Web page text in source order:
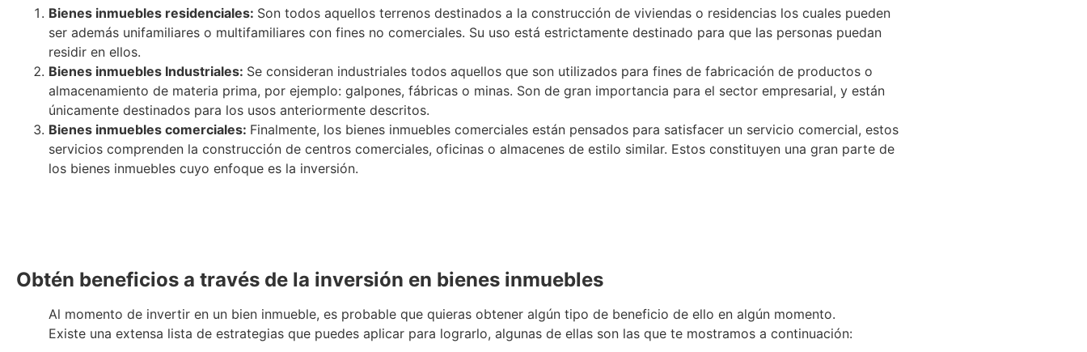
Bienes inmuebles residenciales: Son todos aquellos terrenos destinados a la construcción de viviendas o residencias los cuales pueden
ser además unifamiliares o multifamiliares con fines no comerciales. Su uso está estrictamente destinado para que las personas puedan
residir en ellos.
Bienes inmuebles Industriales: Se consideran industriales todos aquellos que son utilizados para fines de fabricación de productos o
almacenamiento de materia prima, por ejemplo: galpones, fábricas o minas. Son de gran importancia para el sector empresarial, y están
únicamente destinados para los usos anteriormente descritos.
Bienes inmuebles comerciales: Finalmente, los bienes inmuebles comerciales están pensados para satisfacer un servicio comercial, estos
servicios comprenden la construcción de centros comerciales, oficinas o almacenes de estilo similar. Estos constituyen una gran parte de
los bienes inmuebles cuyo enfoque es la inversión.
Obtén beneficios a través de la inversión en bienes inmuebles
Al momento de invertir en un bien inmueble, es probable que quieras obtener algún tipo de beneficio de ello en algún momento.
Existe una extensa lista de estrategias que puedes aplicar para lograrlo, algunas de ellas son las que te mostramos a continuación: